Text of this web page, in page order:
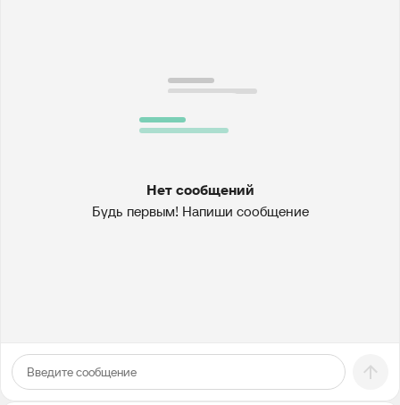
Нет сообщений
Будь первым! Напиши сообщение